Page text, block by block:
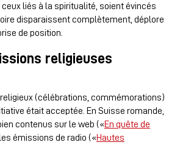
liés à la spiritualité, soient évincés
disparaissent complètement, déplore
de position.
religieuses
(célébrations, commémorations)
était acceptée. En Suisse romande,
contenus sur le web («En quête de
émissions de radio («Hautes